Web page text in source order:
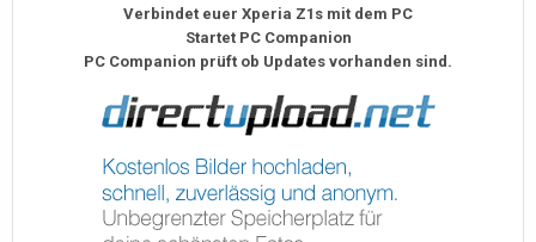
Verbindet euer Xperia Z1s mit dem PC
Startet PC Companion
PC Companion prüft ob Updates vorhanden sind.